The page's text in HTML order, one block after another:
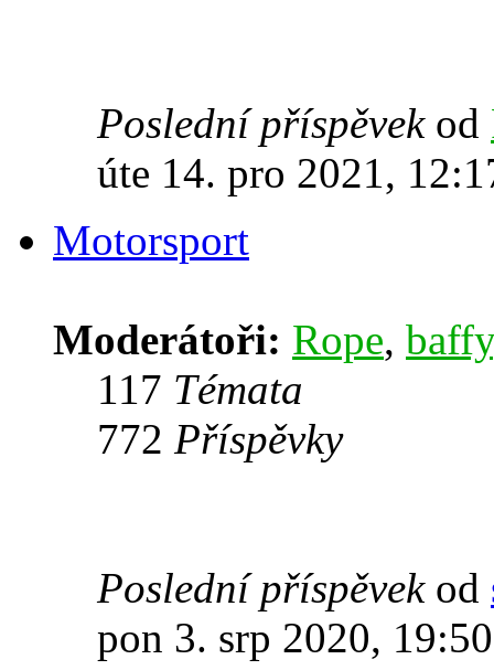
Poslední příspěvekod
úte 14. pro 2021,
Motorsport
Moderátoři: Rope, baffy
117 Témata
772 Příspěvky
Poslední příspěvekod
pon 3. srp 2020, 19:50